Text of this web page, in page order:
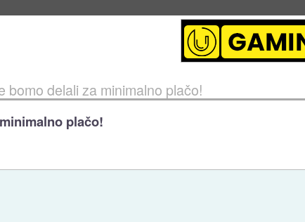
bomo delali za minimalno plačo!
plačo!